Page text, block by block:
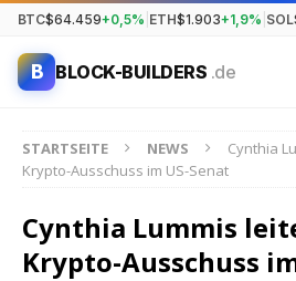
BTC$64.459+0,5% ETH$1.903+1,9% SOL
B BLOCK-BUILDERS .de
STARTSEITE NEWS
Cynthia
Krypto-Ausschuss im US-Senat
Cynthia Lummis
Krypto-Ausschuss